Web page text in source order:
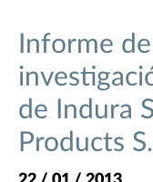
Informe
de Indura
Products